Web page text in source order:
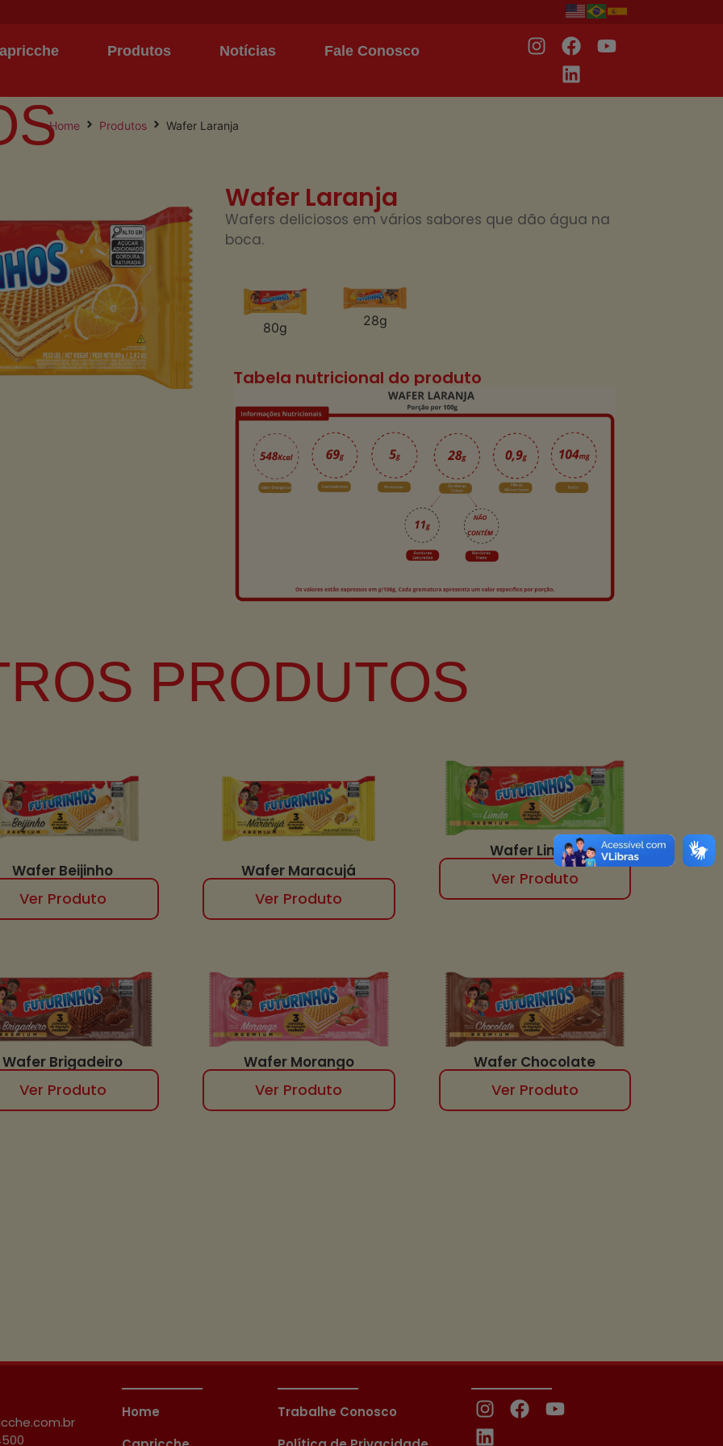
Produtos Notícias Fale Conosco
Home Produtos Wafer Laranja
Wafer Laranja
Wafers deliciosos em vários sabores que dão água na
boca.
80g 28g
Tabela nutricional do produto
PRODUTOS
Wafer Beijinho
Ver Produto
Wafer Maracujá
Ver Produto
Wafer Limão
Ver Produto
Wafer Brigadeiro
Ver Produto
Wafer Morango
Ver Produto
Wafer Chocolate
Ver Produto
Home
Trabalhe Conosco